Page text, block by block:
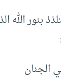
بنور الله
الجنان